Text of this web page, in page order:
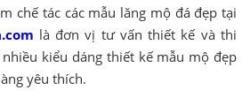
chế tác các mẫu lăng mộ đá đẹp tại
là đơn vị tư vấn thiết kế và thi
kiểu dáng thiết kế mẫu mộ đẹp
yêu thích.